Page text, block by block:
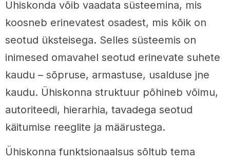
Ühiskonda võib vaadata süsteemina, mis
koosneb erinevatest osadest, mis kõik on
seotud üksteisega. Selles süsteemis on
inimesed omavahel seotud erinevate suhete
kaudu – sõpruse, armastuse, usalduse jne
kaudu. Ühiskonna struktuur põhineb võimu,
autoriteedi, hierarhia, tavadega seotud
käitumise reeglite ja määrustega.
Ühiskonna funktsionaalsus sõltub tema